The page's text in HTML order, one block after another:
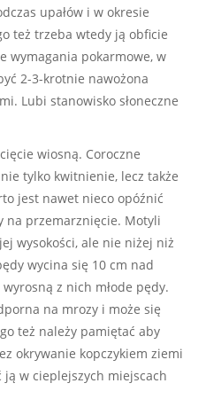
upałów i w okresie
też trzeba wtedy ją obficie
wymagania pokarmowe, w
2-3-krotnie nawożona
Lubi stanowisko słoneczne
wiosną. Coroczne
tylko kwitnienie, lecz także
jest nawet nieco opóźnić
na przemarznięcie. Motyli
wysokości, ale nie niżej niż
wycina się 10 cm nad
z nich młode pędy.
na mrozy i może się
też należy pamiętać aby
okrywanie kopczykiem ziemi
ją w cieplejszych miejscach